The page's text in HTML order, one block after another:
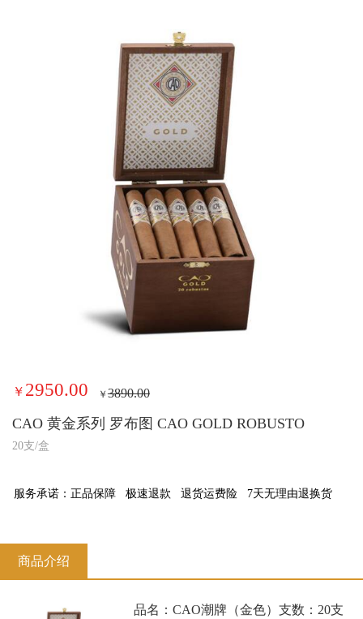
￥ 2950.00 ￥3890.00
CAO 黄金系列 罗布图 CAO GOLD ROBUSTO
20支/盒
服务承诺： 正品保障 极速退款 退货运费险 7天无理由退换货
商品介绍
品名：CAO潮牌（金色）支数：20支